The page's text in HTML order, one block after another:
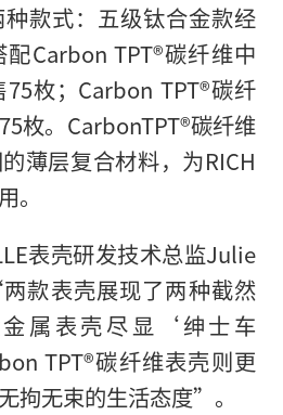
款式：五级钛合金款经
Carbon TPT®碳纤维中
枚；Carbon TPT®碳纤
枚。CarbonTPT®碳纤维
薄层复合材料，为RICH
。
表壳研发技术总监Julie
款表壳展现了两种截然
属表壳尽显‘绅士车
TPT®碳纤维表壳则更
拘无束的生活态度”。